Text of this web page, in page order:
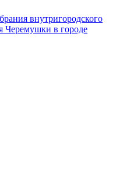
внутригородского
Черемушки в городе